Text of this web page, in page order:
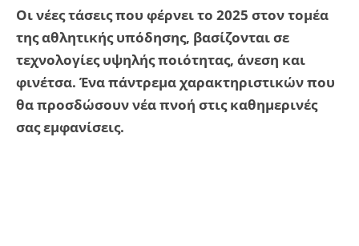
Οι νέες τάσεις που φέρνει το 2025 στον τομέα
της αθλητικής υπόδησης, βασίζονται σε
τεχνολογίες υψηλής ποιότητας, άνεση και
φινέτσα. Ένα πάντρεμα χαρακτηριστικών που
θα προσδώσουν νέα πνοή στις καθημερινές
σας εμφανίσεις.